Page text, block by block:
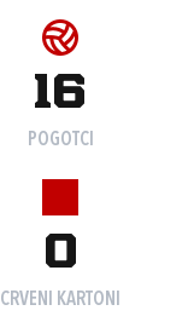
16
POGOTCI
0
CRVENI KARTONI